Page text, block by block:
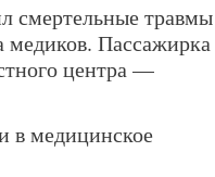
смертельные травмы
медиков. Пассажирка
центра —
в медицинское